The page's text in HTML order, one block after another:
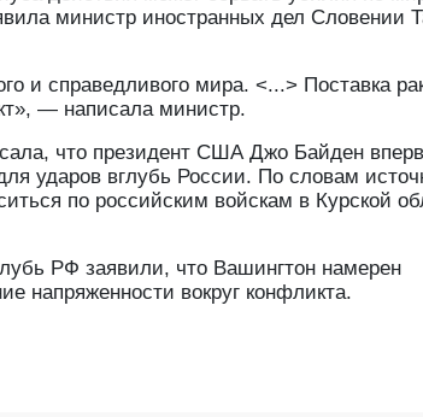
министр иностранных дел Словении
и справедливого мира. <...> Поставка
— написала министр.
что президент США Джо Байден
ударов вглубь России. По словам
по российским войскам в Курской
РФ заявили, что Вашингтон намерен
напряженности вокруг конфликта.